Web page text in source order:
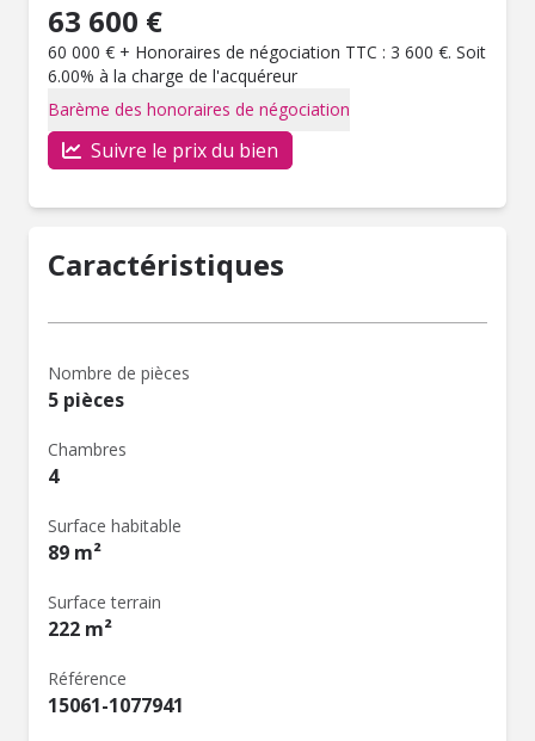
63 600 €
60 000 € + Honoraires de négociation TTC : 3 600 €. Soit
6.00% à la charge de l'acquéreur
Barème des honoraires de négociation
Suivre le prix du bien
Caractéristiques
Nombre de pièces
5 pièces
Chambres
4
Surface habitable
89 m²
Surface terrain
222 m²
Référence
15061-1077941